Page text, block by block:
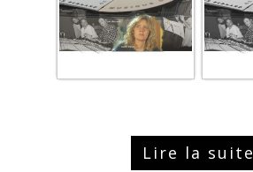
Lire la suite